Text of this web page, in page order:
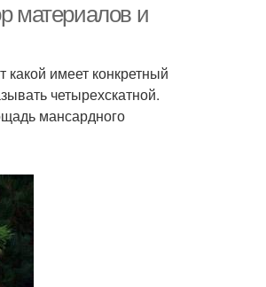
материалов и
имеет конкретный
четырехскатной.
мансардного